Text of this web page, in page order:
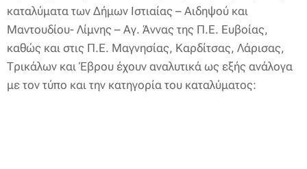
καταλύματα των Δήμων Ιστιαίας – Αιδηψού και
Μαντουδίου- Λίμνης – Αγ. Άννας της Π.Ε. Ευβοίας,
καθώς και στις Π.Ε. Μαγνησίας, Καρδίτσας, Λάρισας,
Τρικάλων και Έβρου έχουν αναλυτικά ως εξής ανάλογα
με τον τύπο και την κατηγορία του καταλύματος: